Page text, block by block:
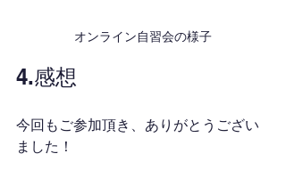
オンライン自習会の様子
4.感想
今回もご参加頂き、ありがとうござい
ました！